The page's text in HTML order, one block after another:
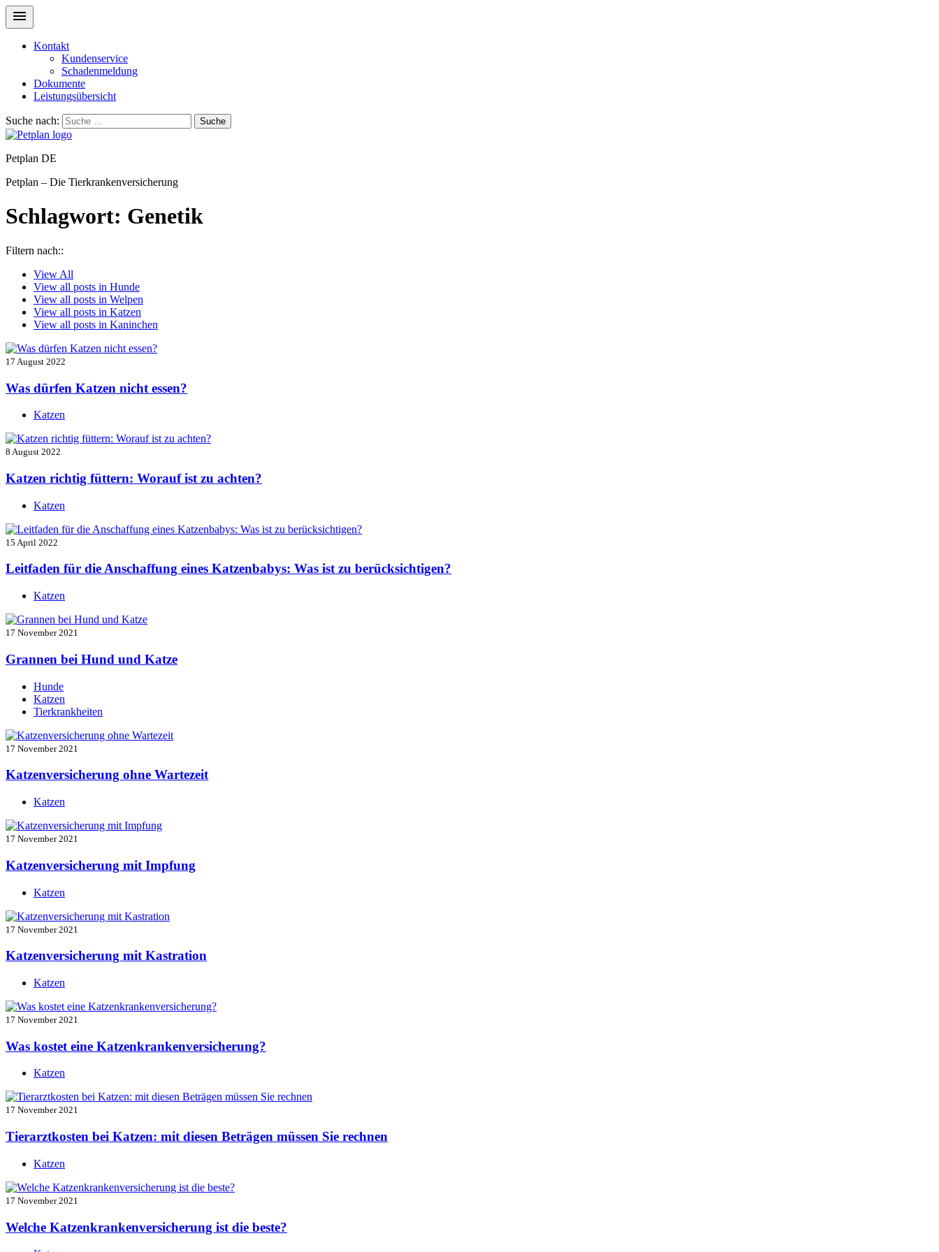
Kontakt
Kundenservice
Schadenmeldung
Dokumente
Leistungsübersicht
Suche nach: Suche
Petplan DE
Petplan – Die Tierkrankenversicherung
Schlagwort: Genetik
Filtern nach::
View All
View all posts in Hunde
View all posts in Welpen
View all posts in Katzen
View all posts in Kaninchen
17 August 2022
Was dürfen Katzen nicht essen?
Katzen
8 August 2022
Katzen richtig füttern: Worauf ist zu achten?
Katzen
15 April 2022
Leitfaden für die Anschaffung eines Katzenbabys: Was ist zu berücksichtigen?
Katzen
17 November 2021
Grannen bei Hund und Katze
Hunde
Katzen
Tierkrankheiten
17 November 2021
Katzenversicherung ohne Wartezeit
Katzen
17 November 2021
Katzenversicherung mit Impfung
Katzen
17 November 2021
Katzenversicherung mit Kastration
Katzen
17 November 2021
Was kostet eine Katzenkrankenversicherung?
Katzen
17 November 2021
Tierarztkosten bei Katzen: mit diesen Beträgen müssen Sie rechnen
Katzen
17 November 2021
Welche Katzenkrankenversicherung ist die beste?